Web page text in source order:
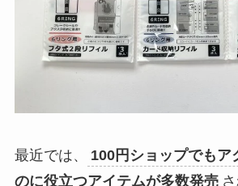
最近では、
100円ショップでもア
のに役立つアイテムが多数発売